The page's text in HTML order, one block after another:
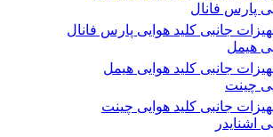
پارس فانال
جانبی کلید هوایی پارس فانال
هیمل
جانبی کلید هوایی هیمل
چینت
جانبی کلید هوایی چینت
اشنایدر